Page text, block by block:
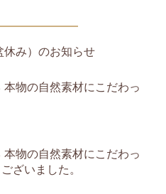
休み）のお知らせ
物の自然素材にこだわっ
物の自然素材にこだわっ
ざいました。